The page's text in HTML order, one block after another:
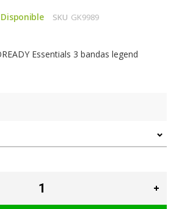
Disponible SKU GK9989
Essentials 3 bandas legend